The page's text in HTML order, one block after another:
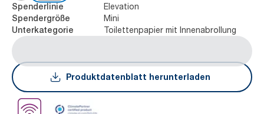
Spenderlinie Elevation
Spendergröße Mini
Unterkategorie Toilettenpapier mit Innenabrollung
Produktdatenblatt herunterladen